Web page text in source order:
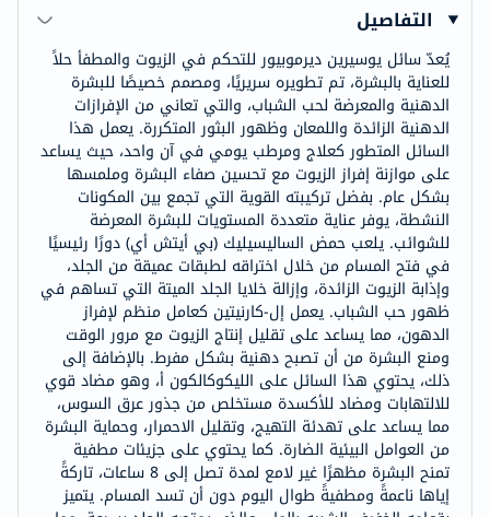
التفاصيل
يُعدّ سائل يوسيرين ديرموبيور للتحكم في الزيوت والمطفأ حلاً
للعناية بالبشرة، تم تطويره سريريًا، ومصمم خصيصًا للبشرة
الدهنية والمعرضة لحب الشباب، والتي تعاني من الإفرازات
الدهنية الزائدة واللمعان وظهور البثور المتكررة. يعمل هذا
السائل المتطور كعلاج ومرطب يومي في آن واحد، حيث يساعد
على موازنة إفراز الزيوت مع تحسين صفاء البشرة وملمسها
بشكل عام. بفضل تركيبته القوية التي تجمع بين المكونات
النشطة، يوفر عناية متعددة المستويات للبشرة المعرضة
للشوائب. يلعب حمض الساليسيليك (بي أيتش أي) دورًا رئيسيًا
في فتح المسام من خلال اختراقه لطبقات عميقة من الجلد،
وإذابة الزيوت الزائدة، وإزالة خلايا الجلد الميتة التي تساهم في
ظهور حب الشباب. يعمل إل-كارنيتين كعامل منظم لإفراز
الدهون، مما يساعد على تقليل إنتاج الزيوت مع مرور الوقت
ومنع البشرة من أن تصبح دهنية بشكل مفرط. بالإضافة إلى
ذلك، يحتوي هذا السائل على الليكوكالكون أ، وهو مضاد قوي
للالتهابات ومضاد للأكسدة مستخلص من جذور عرق السوس،
مما يساعد على تهدئة التهيج، وتقليل الاحمرار، وحماية البشرة
من العوامل البيئية الضارة. كما يحتوي على جزيئات مطفية
تمنح البشرة مظهرًا غير لامع لمدة تصل إلى 8 ساعات، تاركةً
إياها ناعمةً ومطفيةً طوال اليوم دون أن تسد المسام. يتميز